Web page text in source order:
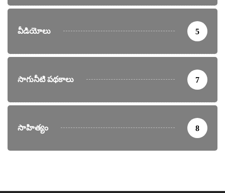
వీడియోలు 5
సాగునీటి పథకాలు 7
సాహిత్యం 8